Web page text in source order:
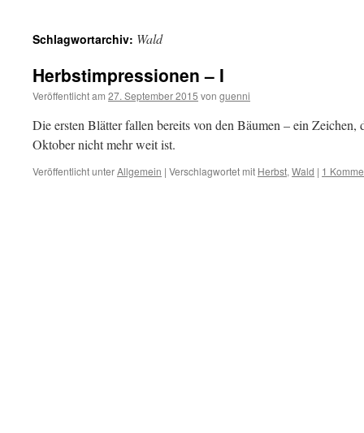
Schlagwortarchiv: Wald
Herbstimpressionen – I
Veröffentlicht am 27. September 2015 von guenni
Die ersten Blätter fallen bereits von den Bäumen – ein Zeichen,
Oktober nicht mehr weit ist.
Veröffentlicht unterAllgemein | Verschlagwortet mit Herbst, Wald | 1